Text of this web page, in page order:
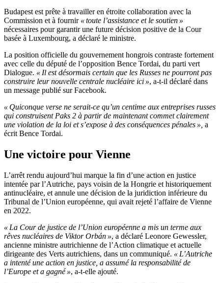
Budapest est prête à travailler en étroite collaboration avec la
Commission et à fournir « toute l’assistance et le soutien »
nécessaires pour garantir une future décision positive de la Cour
basée à Luxembourg, a déclaré le ministre.
La position officielle du gouvernement hongrois contraste fortement
avec celle du député de l’opposition Bence Tordai, du parti vert
Dialogue. « Il est désormais certain que les Russes ne pourront pas
construire leur nouvelle centrale nucléaire ici », a-t-il déclaré dans
un message publié sur Facebook.
« Quiconque verse ne serait-ce qu’un centime aux entreprises russes
qui construisent Paks 2 à partir de maintenant commet clairement
une violation de la loi et s’expose à des conséquences pénales », a
écrit Bence Tordai.
Une victoire pour Vienne
L’arrêt rendu aujourd’hui marque la fin d’une action en justice
intentée par l’Autriche, pays voisin de la Hongrie et historiquement
antinucléaire, et annule une décision de la juridiction inférieure du
Tribunal de l’Union européenne, qui avait rejeté l’affaire de Vienne
en 2022.
« La Cour de justice de l’Union européenne a mis un terme aux
rêves nucléaires de Viktor Orbán », a déclaré Leonore Gewessler,
ancienne ministre autrichienne de l’Action climatique et actuelle
dirigeante des Verts autrichiens, dans un communiqué. « L’Autriche
a intenté une action en justice, a assumé la responsabilité de
l’Europe et a gagné », a-t-elle ajouté.